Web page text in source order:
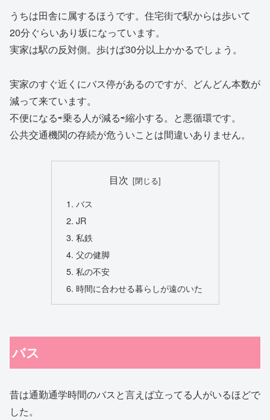
うちは田舎に属するほうです。住宅街で駅からは歩いて
20分ぐらいあり坂になっています。
実家は駅の反対側。歩けば30分以上かかるでしょう。
実家のすぐ近くにバス停があるのですが、どんどん本数が
減って来ています。
不便になる⇨乗る人が減る⇨縮小する。と悪循環です。
公共交通機関の存続が危ういことは間違いありません。
目次
バス
JR
私鉄
父の健脚
私の不安
時間に合わせる暮らしが遠のいた
バス
昔は通勤通学時間のバスと言えば立ってる人がいるほどで
した。